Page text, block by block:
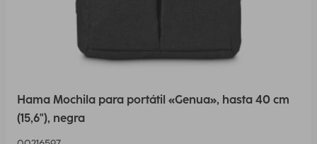
Hama Mochila para portátil «Genua», hasta 40 cm
(15,6"), negra